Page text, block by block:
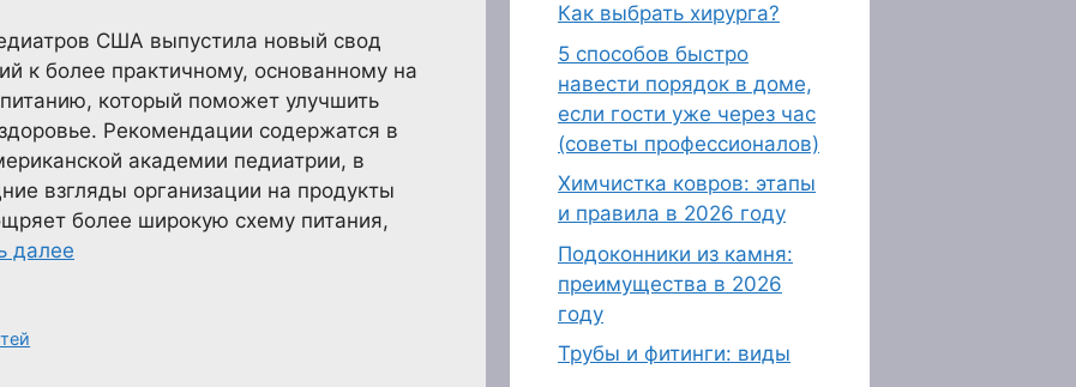
США выпустила новый свод
к более практичному, основанному на
который поможет улучшить
Рекомендации содержатся в
академии педиатрии, в
взгляды организации на продукты
более широкую схему питания,
далее
Как выбрать хирурга?
5 способов быстро
навести порядок в доме,
если гости уже через час
(советы профессионалов)
Химчистка ковров: этапы
и правила в 2026 году
Подоконники из камня:
преимущества в 2026
году
Трубы и фитинги: виды